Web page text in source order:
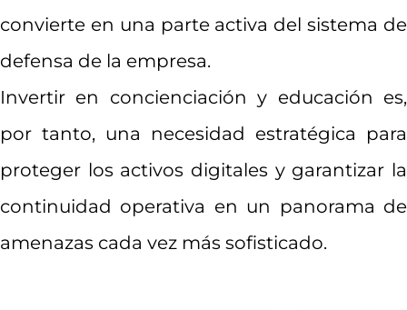
convierte en una parte activa del sistema de
defensa de la empresa.
Invertir en concienciación y educación es,
por tanto, una necesidad estratégica para
proteger los activos digitales y garantizar la
continuidad operativa en un panorama de
amenazas cada vez más sofisticado.